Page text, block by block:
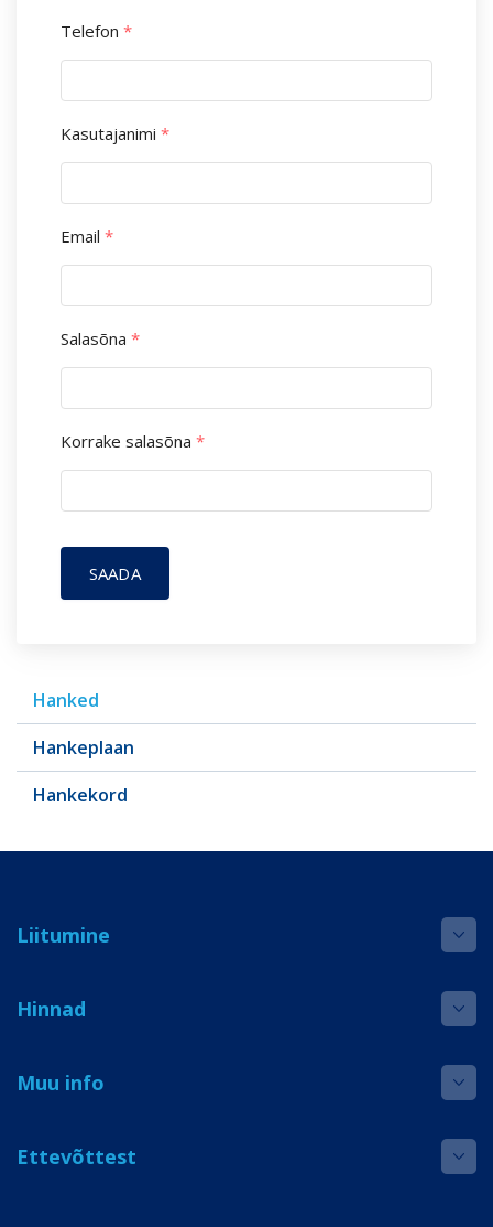
Hanked
Hankeplaan
Hankekord
Telefon *
Kasutajanimi *
Email *
Salasõna *
Korrake salasõna *
SAADA
Liitumine
Hinnad
Muu info
Ettevõttest